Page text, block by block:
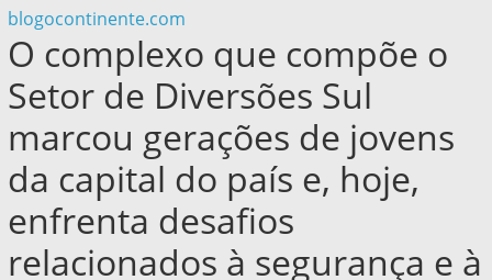
blogocontinente.com
O complexo que compõe o
Setor de Diversões Sul
marcou gerações de jovens
da capital do país e, hoje,
enfrenta desafios
relacionados à segurança e à